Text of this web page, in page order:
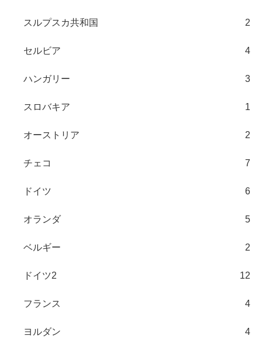
スルプスカ共和国 2
セルビア 4
ハンガリー 3
スロバキア 1
オーストリア 2
チェコ 7
ドイツ 6
オランダ 5
ベルギー 2
ドイツ2 12
フランス 4
ヨルダン 4